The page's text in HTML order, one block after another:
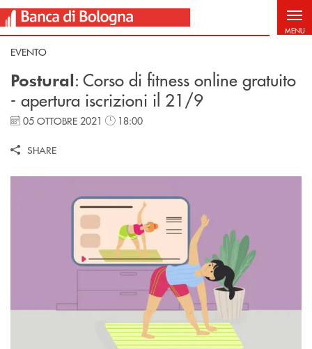
Salta al contenuto principale
MENU
EVENTO
Postural: Corso di fitness online gratuito
- apertura iscrizioni il 21/9
05 OTTOBRE 2021 18:00
SHARE